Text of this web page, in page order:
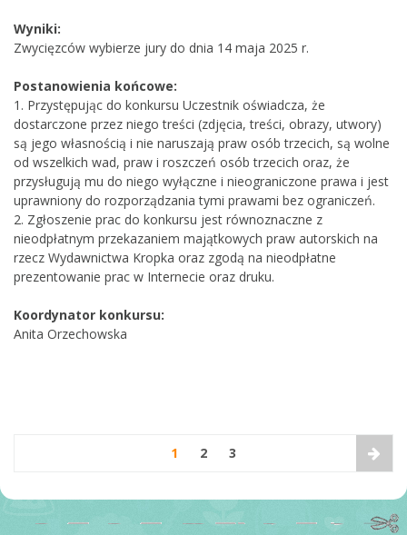
Wyniki:
Zwycięzców wybierze jury do dnia 14 maja 2025 r.
Postanowienia końcowe:
1. Przystępując do konkursu Uczestnik oświadcza, że
dostarczone przez niego treści (zdjęcia, treści, obrazy, utwory)
są jego własnością i nie naruszają praw osób trzecich, są wolne
od wszelkich wad, praw i roszczeń osób trzecich oraz, że
przysługują mu do niego wyłączne i nieograniczone prawa i jest
uprawniony do rozporządzania tymi prawami bez ograniczeń.
2. Zgłoszenie prac do konkursu jest równoznaczne z
nieodpłatnym przekazaniem majątkowych praw autorskich na
rzecz Wydawnictwa Kropka oraz zgodą na nieodpłatne
prezentowanie prac w Internecie oraz druku.
Koordynator konkursu:
Anita Orzechowska
1 2 3